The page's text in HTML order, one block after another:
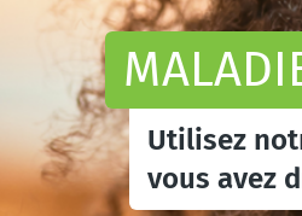
Utilisez
vous avez